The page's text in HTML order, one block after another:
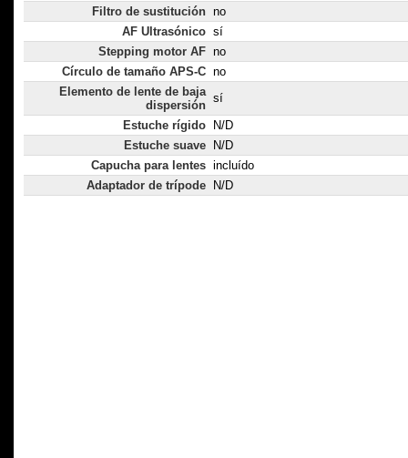
Filtro de sustitución no
AF Ultrasónico sí
Stepping motor AF no
Círculo de tamaño APS-C no
Elemento de lente de baja
dispersión
sí
Estuche rígido
N/D
Estuche suave
N/D
Capucha para lentes incluído
Adaptador de trípode
N/D